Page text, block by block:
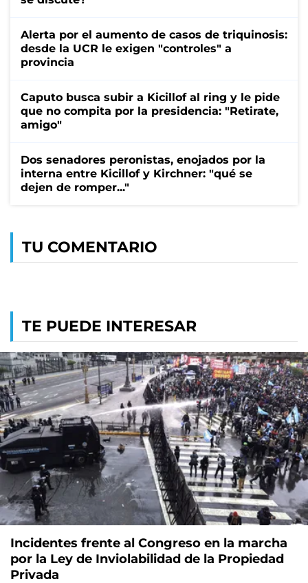
Alerta por el aumento de casos de triquinosis:
desde la UCR le exigen "controles" a
provincia
Caputo busca subir a Kicillof al ring y le pide
que no compita por la presidencia: "Retirate,
amigo"
Dos senadores peronistas, enojados por la
interna entre Kicillof y Kirchner: "qué se
dejen de romper..."
TU COMENTARIO
TE PUEDE INTERESAR
Incidentes frente al Congreso en la marcha
por la Ley de Inviolabilidad de la Propiedad
Privada